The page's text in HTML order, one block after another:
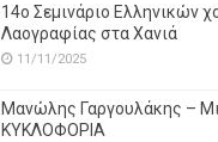
14o Σεμινάριο Ελληνικών
Λαογραφίας στα Χανιά
11/11/2025
Μανώλης Γαργουλάκης –
ΚΥΚΛΟΦΟΡΙΑ